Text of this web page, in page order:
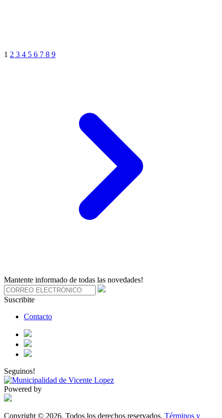
1 2 3 4 5 6 7 8 9
Mantente informado de todas las novedades!
Suscribite
Contacto
Seguinos!
Powered by
Copyright © 2026. Todos los derechos reservados. Términos y